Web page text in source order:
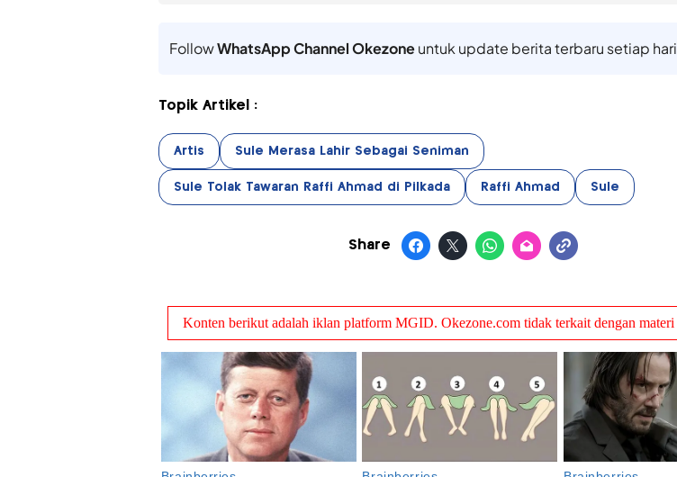
FollowWhatsApp Channel Okezoneuntuk update berita terbaru setiap hari
Topik Artikel :
Artis Sule Merasa Lahir Sebagai Seniman
Sule Tolak Tawaran Raffi Ahmad di Pilkada Raffi Ahmad Sule
Share